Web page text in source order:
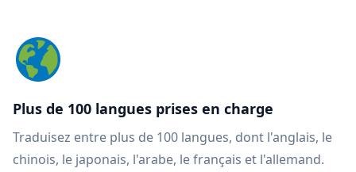
Plus de 100 langues prises en charge
Traduisez entre plus de 100 langues, dont l'anglais, le
chinois, le japonais, l'arabe, le français et l'allemand.